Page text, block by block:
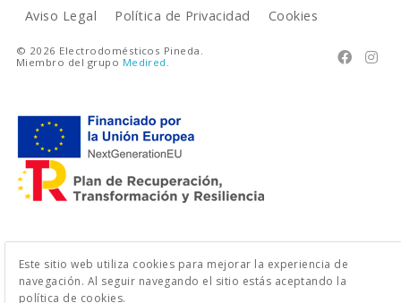
Aviso Legal Política de Privacidad Cookies
 
© 2026 Electrodomésticos Pineda.
Miembro del grupo Medired
Este sitio web utiliza cookies para mejorar la experiencia de
navegación. Al seguir navegando el sitio estás aceptando la
política de cookies.